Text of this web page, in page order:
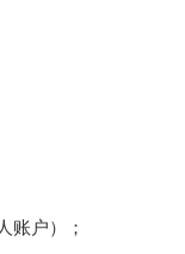
账户）；